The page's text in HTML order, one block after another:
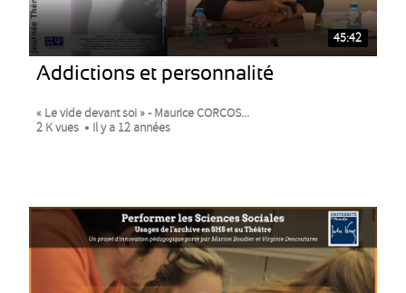
45:42
Addictions et personnalité
« Le vide devant soi » - Maurice CORCOS...
2 K vues
Il y a 12 années